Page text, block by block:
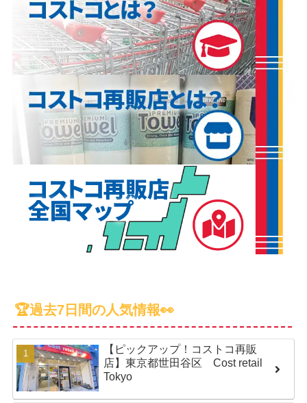
🏆過去7日間の人気情報👀
【ピックアップ！コストコ再販
店】東京都世田谷区 Cost retail
Tokyo